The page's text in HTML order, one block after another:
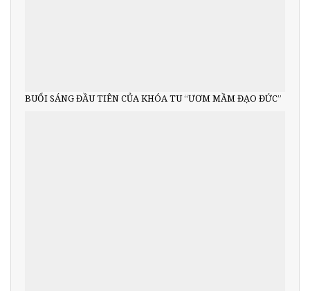
BUỔI SÁNG ĐẦU TIÊN CỦA KHÓA TU “ƯƠM MẦM ĐẠO ĐỨC”